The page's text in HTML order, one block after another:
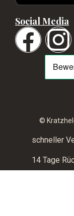
Social Media
©
schneller
14 Tage